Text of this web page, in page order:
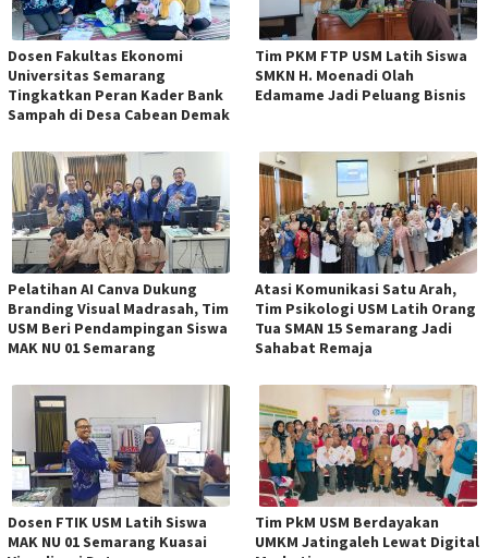
Dosen Fakultas Ekonomi
Universitas Semarang
Tingkatkan Peran Kader Bank
Sampah di Desa Cabean Demak
Tim PKM FTP USM Latih Siswa
SMKN H. Moenadi Olah
Edamame Jadi Peluang Bisnis
Pelatihan AI Canva Dukung
Branding Visual Madrasah, Tim
USM Beri Pendampingan Siswa
MAK NU 01 Semarang
Atasi Komunikasi Satu Arah,
Tim Psikologi USM Latih Orang
Tua SMAN 15 Semarang Jadi
Sahabat Remaja
Dosen FTIK USM Latih Siswa
MAK NU 01 Semarang Kuasai
Tim PkM USM Berdayakan
UMKM Jatingaleh Lewat Digital